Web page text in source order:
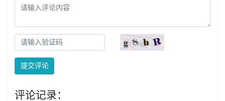
提交评论
评论记录：